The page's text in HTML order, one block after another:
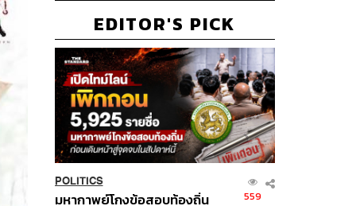
EDITOR'S PICK
POLITICS
มหากาพย์โกงข้อสอบท้องถิ่น
559